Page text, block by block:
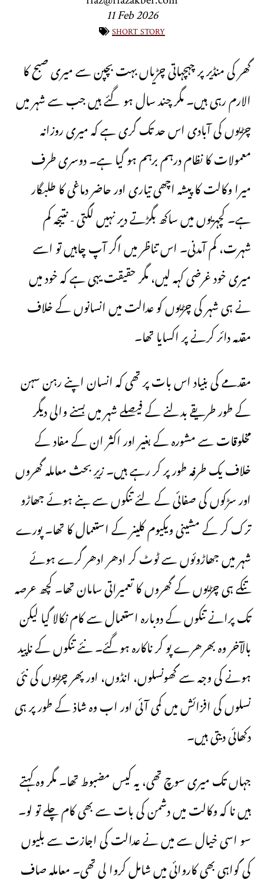
11 Feb 2026
short story
گھر کی منڈیر پر چہچہاتی چڑیاں بہت بچپن سے میری صبح کا
الارم رہی ہیں۔ مگر چند سال ہو گئے ہیں جب سے شہر میں
چڑیوں کی آبادی اس حد تک گری ہے کہ میری روزانہ
معمولات کا نظام درہم برہم ہو گیا ہے۔ دوسری طرف
میرا وکالت کا پیشہ اچھی تیاری اور حاضر دماغی کا طلبگار
ہے۔ کچہریوں میں ساکھ بگڑتے دیر نہیں لگتی - نتیجہ کم
شہرت، کم آمدنی۔ اس تناظر میں اگر آپ چاہیں تو اسے
میری خود غرضی کہہ لیں، مگر حقیقت یہی ہے کہ خود میں
نے ہی شہر کی چڑیوں کو عدالت میں انسانوں کے خلاف
مقدمہ دائر کرنے پر اکسایا تھا۔
مقدمے کی بنیاد اس بات پر تھی کہ انسان اپنے رہن سہن
کے طور طریقے بدلنے کے فیصلے شہر میں بسنے والی دیگر
مخلوقات سے مشورہ کے بغیر اور اکثر ان کے مفاد کے
خلاف یک طرفہ طور پر کر رہے ہیں۔ زیرِ بحث معاملہ گھروں
اور سڑکوں کی صفائی کے لئے تنکوں سے بنے ہوئے جھاڑو
ترک کر کے مشینی ویکیوم کلینر کے استعمال کا تھا۔ پورے
شہر میں جھاڑوئوں سے ٹوٹ کر ادھر ادھر گرے ہوئے
تنکے ہی چڑیوں کے گھروں کا تعمیراتی سامان تھا۔ کچھ عرصہ
تک پرانے تنکوں کے دوبارہ استعمال سے کام نکالا گیا لیکن
بالآخر وہ بھرھرے پو کر ناکارہ ہوگئے۔ نئے تنکوں کے ناپید
ہونے کی وجہ سے گھونسلوں، انڈوں، اور پھر چڑیوں کی نئی
نسلوں کی افزائش میں کمی آئی اور اب وہ شاذ کے طور پر ہی
دکھائی دیتی ہیں۔
جہاں تک میری سوچ تھی، یہ کیس مضبوط تھا۔ مگر وہ کہتے
ہیں نا کہ وکالت میں دشمن کی بات سے بھی کام چلے تو لو۔
سو اسی خیال سے میں نے عدالت کی اجازت سے بلیوں
کی گواہی بھی کاروائی میں شامل کروا لی تھی۔ معاملہ صاف